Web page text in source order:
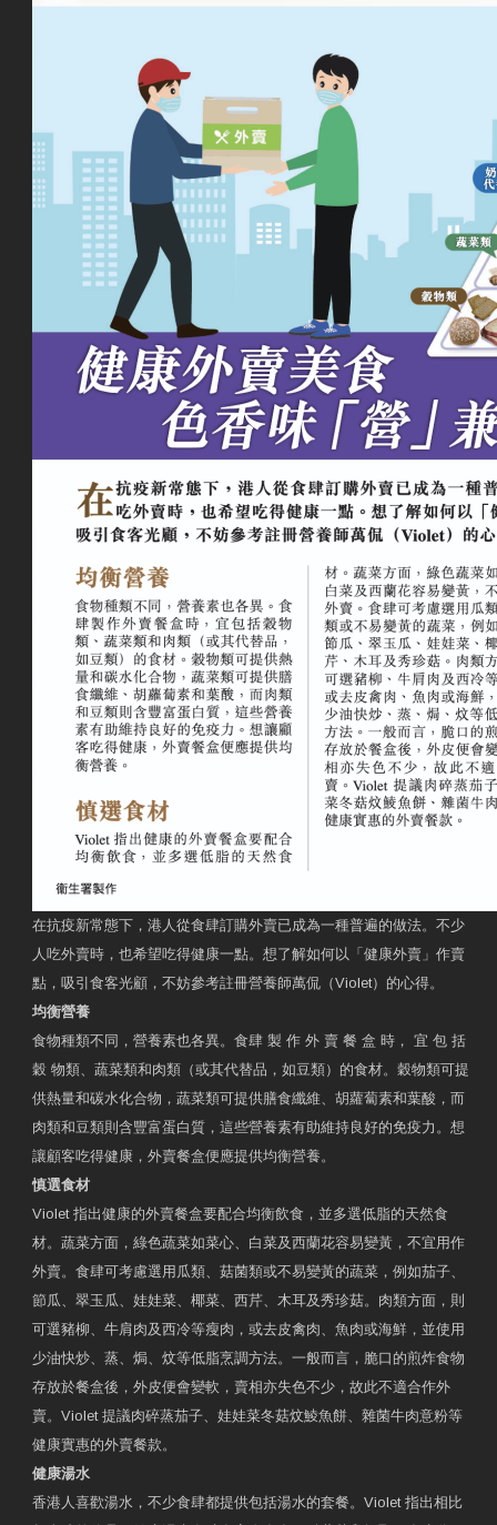
在抗疫新常態下，港人從食肆訂購外賣已成為一種普遍的做法。不少
人吃外賣時，也希望吃得健康一點。想了解如何以「健康外賣」作賣
點，吸引食客光顧，不妨參考註冊營養師萬侃（Violet）的心得。
均衡營養
食物種類不同，營養素也各異。食肆 製 作 外 賣 餐 盒 時， 宜 包 括
穀 物類、蔬菜類和肉類（或其代替品，如豆類）的食材。穀物類可提
供熱量和碳水化合物，蔬菜類可提供膳食纖維、胡蘿蔔素和葉酸，而
肉類和豆類則含豐富蛋白質，這些營養素有助維持良好的免疫力。想
讓顧客吃得健康，外賣餐盒便應提供均衡營養。
慎選食材
Violet 指出健康的外賣餐盒要配合均衡飲食，並多選低脂的天然食
材。蔬菜方面，綠色蔬菜如菜心、白菜及西蘭花容易變黃，不宜用作
外賣。食肆可考慮選用瓜類、菇菌類或不易變黃的蔬菜，例如茄子、
節瓜、翠玉瓜、娃娃菜、椰菜、西芹、木耳及秀珍菇。肉類方面，則
可選豬柳、牛肩肉及西冷等瘦肉，或去皮禽肉、魚肉或海鮮，並使用
少油快炒、蒸、焗、炆等低脂烹調方法。一般而言，脆口的煎炸食物
存放於餐盒後，外皮便會變軟，賣相亦失色不少，故此不適合作外
賣。Violet 提議肉碎蒸茄子、娃娃菜冬菇炆鯪魚餅、雜菌牛肉意粉等
健康實惠的外賣餐款。
健康湯水
香港人喜歡湯水，不少食肆都提供包括湯水的套餐。Violet 指出相比